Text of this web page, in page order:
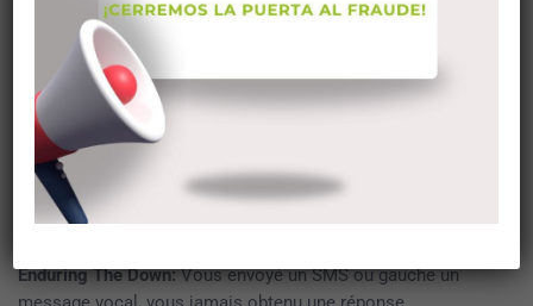
organisation, et rien beaucoup plus. Juste qui se soucie que
le date don’t text vous straight back? Appréciez la minute
vous partagé, mais admiration votre jour avéré d’une autre
manière pour eux qu’il a fait pour vous personnellement.
Aussi bon que la nuit était, ils très probablement
simplement n’a pas avoir le même chimie avec vous que
vous sentiez avec eux, et c’est ok.
***
Enduring The Down:Vous envoyé un SMS ou gauche un